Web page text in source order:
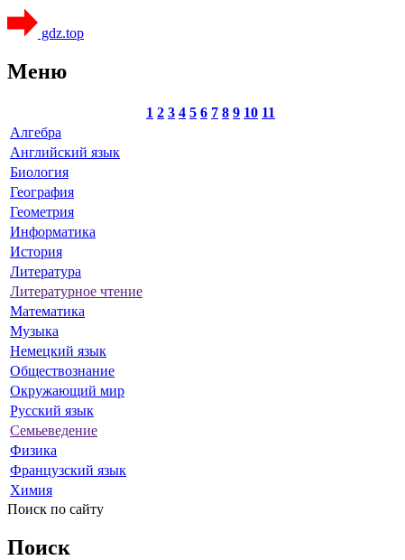
gdz.top
Меню
1 2 3 4 5 6 7 8 9 10 11
Алгебра
Английский язык
Биология
География
Геометрия
Информатика
История
Литература
Литературное чтение
Математика
Музыка
Немецкий язык
Обществознание
Окружающий мир
Русский язык
Семьеведение
Физика
Французский язык
Химия
Поиск по сайту
Поиск